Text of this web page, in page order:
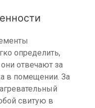
определить,
отвечают за
в помещении. За
свитую в